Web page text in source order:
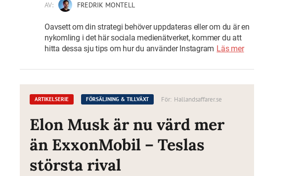
AV: FREDRIK MONTELL
Oavsett om din strategi behöver uppdateras eller om du är en
nykomling i det här sociala medienätverket, kommer du att
hitta dessa sju tips om hur du använder Instagram Läs mer
ARTIKELSERIE FÖRSÄLJNING & TILLVÄXT För: Hallandsaffarer.se
Elon Musk är nu värd mer
än ExxonMobil – Teslas
största rival